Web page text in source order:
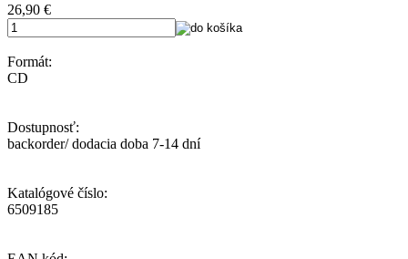
26,90 €
Formát:
CD
Dostupnosť:
backorder/ dodacia doba 7-14 dní
Katalógové číslo:
6509185